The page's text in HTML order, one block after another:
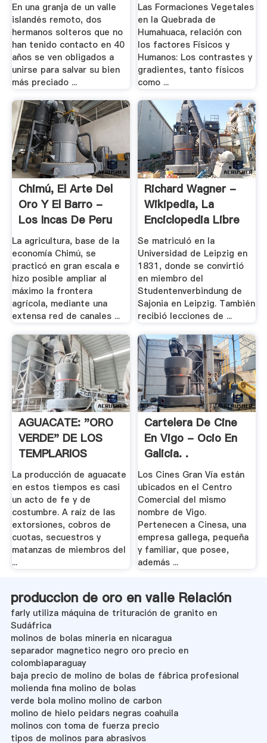
En una granja de un valle
islandés remoto, dos
hermanos solteros que no
han tenido contacto en 40
años se ven obligados a
unirse para salvar su bien
más preciado ...
Las Formaciones Vegetales
en la Quebrada de
Humahuaca, relación con
los factores Físicos y
Humanos: Los contrastes y
gradientes, tanto físicos
como ...
Chimú, El Arte Del
Oro Y El Barro -
Los Incas De Peru
La agricultura, base de la
economía Chimú, se
practicó en gran escala e
hizo posible ampliar al
máximo la frontera
agrícola, mediante una
extensa red de canales ...
Richard Wagner -
Wikipedia, La
Enciclopedia Libre
Se matriculó en la
Universidad de Leipzig en
1831, donde se convirtió
en miembro del
Studentenverbindung de
Sajonia en Leipzig. También
recibió lecciones de ...
AGUACATE: "ORO
VERDE" DE LOS
TEMPLARIOS
La producción de aguacate
en estos tiempos es casi
un acto de fe y de
costumbre. A raíz de las
extorsiones, cobros de
cuotas, secuestros y
matanzas de miembros del
...
Cartelera De Cine
En Vigo - Ocio En
Galicia. .
Los Cines Gran Vía están
ubicados en el Centro
Comercial del mismo
nombre de Vigo.
Pertenecen a Cinesa, una
empresa gallega, pequeña
y familiar, que posee,
además ...
produccion de oro en valle Relación
farly utiliza máquina de trituración de granito en
Sudáfrica
molinos de bolas mineria en nicaragua
separador magnetico negro oro precio en
colombiaparaguay
baja precio de molino de bolas de fábrica profesional
molienda fina molino de bolas
verde bola molino molino de carbon
molino de hielo peidars negras coahuila
molinos con toma de fuerza precio
tipos de molinos para abrasivos